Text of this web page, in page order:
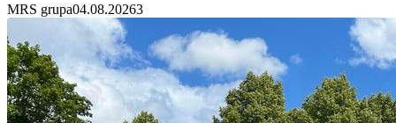
MRS grupa04.08.20263